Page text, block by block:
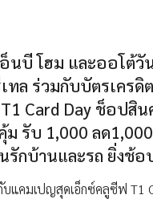
นบี โฮม และออโต้วั
ทล ร่วมกับบัตรเครดิ
Card Day ช็อปสิ
ม รับ 1,000 ลด
รักบ้านและรถ ยิ่งช้อ
บแคมเปญสุดเอ็กซ์คลูซีฟ T1